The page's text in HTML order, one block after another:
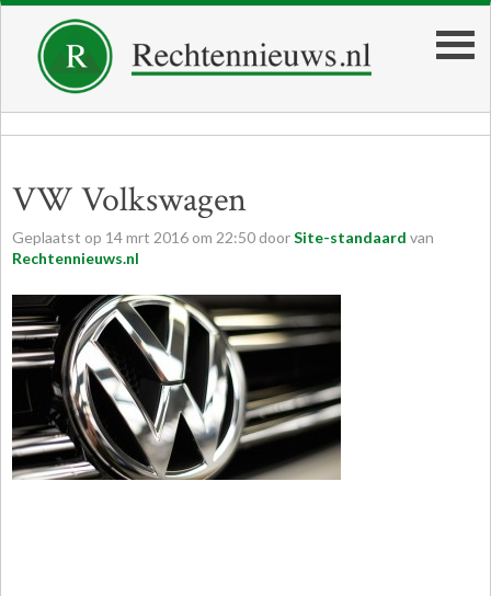
VW Volkswagen
Geplaatst op 14mrt 2016 om 22:50 doorSite-standaard van
Rechtennieuws.nl